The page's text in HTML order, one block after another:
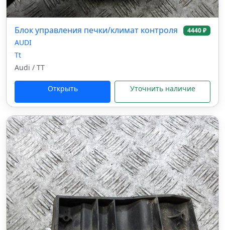
Блок управления печки/климат контроля 4440 ₽
AUDI
Tt
Audi / TT
Открыть Уточнить наличие